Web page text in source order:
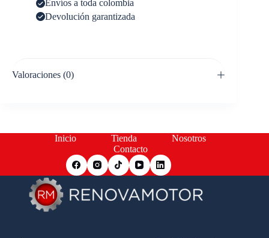
Envíos a toda colombia
Devolución garantizada
Valoraciones (0)
Inicio Tienda
Nosotros
Contacto